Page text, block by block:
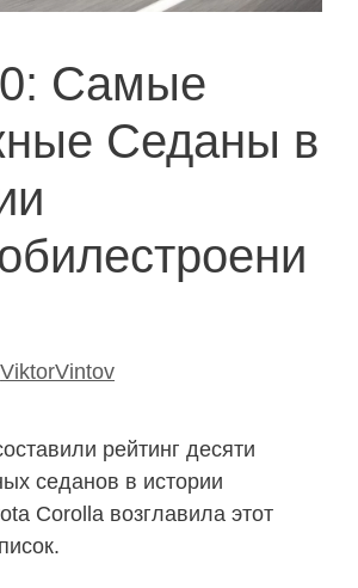
Самые
Седаны в
ViktorVintov
рейтинг десяти
седанов в истории
Corolla возглавила этот